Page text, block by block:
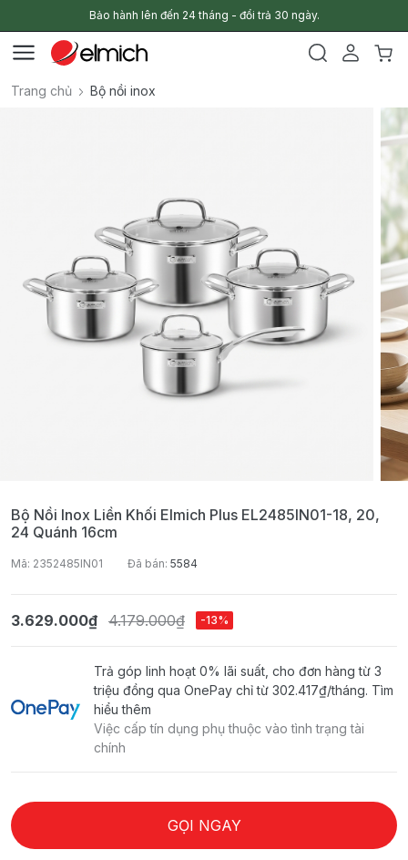
Bảo hành lên đến 24 tháng - đổi trả 30 ngày.
Trang chủ Bộ nồi inox
Bộ Nồi Inox Liền Khối Elmich Plus EL2485IN01-18, 20,
24 Quánh 16cm
Mã: 2352485IN01 Đã bán: 5584
3.629.000₫ 4.179.000₫ -13%
Trả góp linh hoạt 0% lãi suất, cho đơn hàng từ 3
triệu đồng qua OnePay chỉ từ 302.417₫/tháng. Tìm
hiểu thêm
Việc cấp tín dụng phụ thuộc vào tình trạng tài
chính
GỌI NGAY